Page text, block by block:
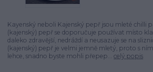
Kayenský neboli Kajenský pepř jsou mleté chilli
(kajenský) pepř se doporučuje používat místo
daleko zdravější, nedráždí a neusazuje se na
(kajenský) pepř je velmi jemně mletý, proto s
lehce, snadno byste mohli přepep... celý popis